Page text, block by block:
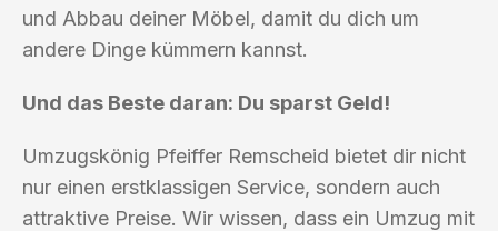
und Abbau deiner Möbel, damit du dich um
andere Dinge kümmern kannst.
Und das Beste daran: Du sparst Geld!
Umzugskönig Pfeiffer Remscheid bietet dir nicht
nur einen erstklassigen Service, sondern auch
attraktive Preise. Wir wissen, dass ein Umzug mit